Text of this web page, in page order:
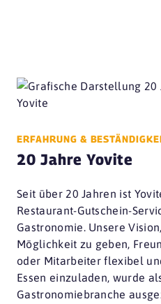
ERFAHRUNG &
20 Jahre Yovite
Seit über 20 Jahren ist
Restaurant-Gutschein-
Gastronomie. Unsere
Möglichkeit zu geben,
oder Mitarbeiter flexibel
Essen einzuladen, wurde
Gastronomiebranche